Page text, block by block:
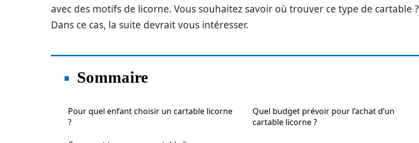
avec des motifs de licorne. Vous souhaitez savoir où trouver ce type de cartable ?
Dans ce cas, la suite devrait vous intéresser.
Sommaire
Pour quel enfant choisir un cartable licorne
?
Quel budget prévoir pour l’achat d’un
cartable licorne ?